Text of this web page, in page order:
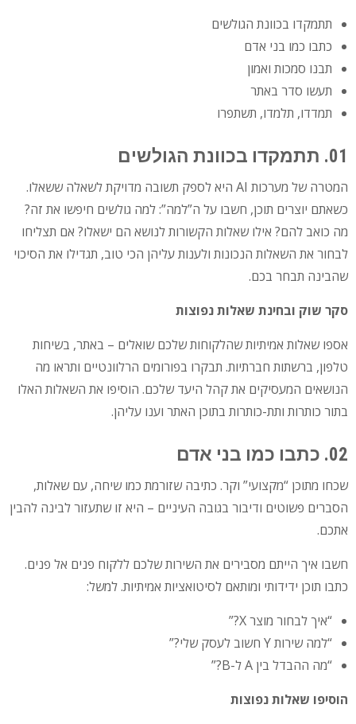
תתמקדו בכוונת הגולשים
כתבו כמו בני אדם
תבנו סמכות ואמון
תעשו סדר באתר
תמדדו, תלמדו, תשתפרו
01. תתמקדו בכוונת הגולשים
המטרה של מערכות AI היא לספק תשובה מדויקת לשאלה ששאלו.
כשאתם יוצרים תוכן, חשבו על ה”למה”: למה גולשים חיפשו את זה?
מה כואב להם? אילו שאלות הקשורות לנושא הם ישאלו? אם תצליחו
לבחור את השאלות הנכונות ולענות עליהן הכי טוב, תגדילו את הסיכוי
שהבינה תבחר בכם.
סקר שוק ובחינת שאלות נפוצות
אספו שאלות אמיתיות שהלקוחות שלכם שואלים – באתר, בשיחות
טלפון, ברשתות חברתיות. תבקרו בפורומים הרלוונטיים ותראו מה
הנושאים המעסיקים את קהל היעד שלכם. הוסיפו את השאלות האלו
בתור כותרות ותת-כותרות בתוכן האתר וענו עליהן.
02. כתבו כמו בני אדם
שכחו מתוכן “מקצועי” וקר. כתיבה שזורמת כמו שיחה, עם שאלות,
הסברים פשוטים ודיבור בגובה העיניים – היא זו שתעזור לבינה להבין
אתכם.
חשבו איך הייתם מסבירים את השירות שלכם ללקוח פנים אל פנים.
כתבו תוכן ידידותי ומותאם לסיטואציות אמיתיות. למשל:
“איך לבחור מוצר X?”
“למה שירות Y חשוב לעסק שלי?”
“מה ההבדל בין A ל-B?”
הוסיפו שאלות נפוצות